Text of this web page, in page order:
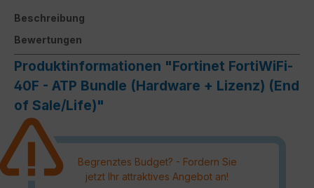
Beschreibung
Bewertungen
Produktinformationen "Fortinet FortiWiFi-
40F - ATP Bundle (Hardware + Lizenz) (End
of Sale/Life)"
Begrenztes Budget? - Fordern Sie
jetzt Ihr attraktives Angebot an!